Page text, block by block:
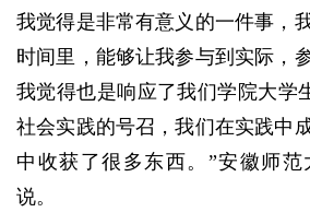
我觉得是非常有意义的一件事，
时间里，能够让我参与到实际，
我觉得也是响应了我们学院大学
社会实践的号召，我们在实践中
中收获了很多东西。”安徽师
说。